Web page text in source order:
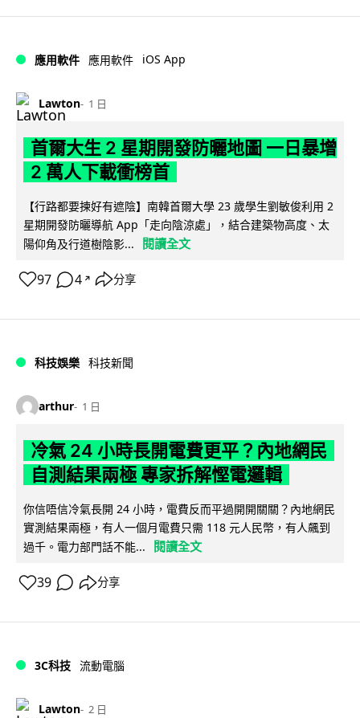
應用軟件 應用軟件 iOS App
Lawton 1 日
首爾大生 2 星期開發防曬地圖 一日暴增
2 萬人下載衝榜首
【行路都要揀好有遮陰】南韓首爾大學 23 歲學生劉敏俊利用 2
星期開發防曬導航 App「走向陰涼處」，結合建築物高度、太
陽仰角及行道樹陰影...
閱讀全文
97 4 ↗ 分享
科技娛樂 科技新聞
arthur 1 日
冷氣 24 小時長開電費更平？內地網民
自測結果兩極 專家拆解慳電邏輯
你信唔信冷氣長開 24 小時，電費反而平過開開關關？內地網民
實測結果兩極，有人一個月電費只需 118 元人民幣，有人飆到
過千。電力部門話不能...
閱讀全文
39 分享
3C科技 流動電腦
Lawton 2 日